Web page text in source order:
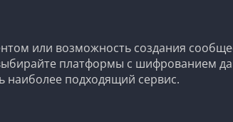
или возможность создания
платформы с шифрованием
наиболее подходящий сервис.